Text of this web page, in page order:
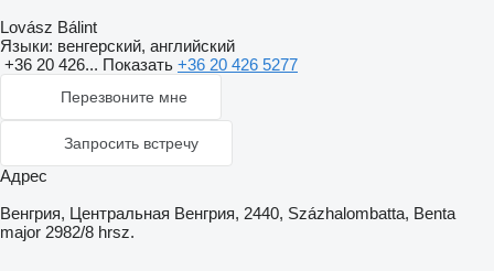
Lovász Bálint
Языки: венгерский, английский
+36 20 426... Показать +36 20 426 5277
Перезвоните мне
Запросить встречу
Адрес
Венгрия, Центральная Венгрия, 2440, Százhalombatta, Benta
major 2982/8 hrsz.